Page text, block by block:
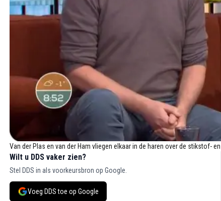
Van der Plas en van der Ham vliegen elkaar in de haren over de stikstof-
Wilt u DDS vaker zien?
Stel DDS in als voorkeursbron op Google.
Voeg DDS toe op Google